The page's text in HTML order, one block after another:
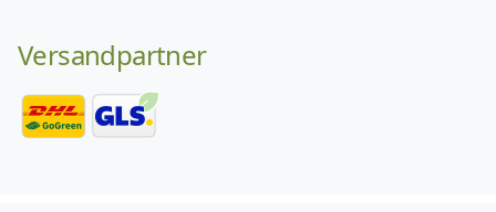
Versandpartner